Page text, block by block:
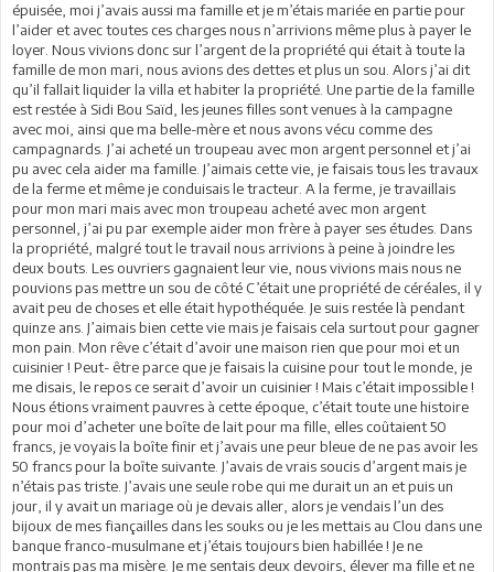
épuisée, moi j’avais aussi ma famille et je m’étais mariée en partie pour
l’aider et avec toutes ces charges nous n’arrivions même plus à payer le
loyer. Nous vivions donc sur l’argent de la propriété qui était à toute la
famille de mon mari, nous avions des dettes et plus un sou. Alors j’ai dit
qu’il fallait liquider la villa et habiter la propriété. Une partie de la famille
est restée à Sidi Bou Saïd, les jeunes filles sont venues à la campagne
avec moi, ainsi que ma belle-mère et nous avons vécu comme des
campagnards. J’ai acheté un troupeau avec mon argent personnel et j’ai
pu avec cela aider ma famille. J’aimais cette vie, je faisais tous les travaux
de la ferme et même je conduisais le tracteur. A la ferme, je travaillais
pour mon mari mais avec mon troupeau acheté avec mon argent
personnel, j’ai pu par exemple aider mon frère à payer ses études. Dans
la propriété, malgré tout le travail nous arrivions à peine à joindre les
deux bouts. Les ouvriers gagnaient leur vie, nous vivions mais nous ne
pouvions pas mettre un sou de côté C’était une propriété de céréales, il y
avait peu de choses et elle était hypothéquée. Je suis restée là pendant
quinze ans. J’aimais bien cette vie mais je faisais cela surtout pour gagner
mon pain. Mon rêve c’était d’avoir une maison rien que pour moi et un
cuisinier ! Peut- être parce que je faisais la cuisine pour tout le monde, je
me disais, le repos ce serait d’avoir un cuisinier ! Mais c’était impossible !
Nous étions vraiment pauvres à cette époque, c’était toute une histoire
pour moi d’acheter une boîte de lait pour ma fille, elles coûtaient 50
francs, je voyais la boîte finir et j’avais une peur bleue de ne pas avoir les
50 francs pour la boîte suivante. J’avais de vrais soucis d’argent mais je
n’étais pas triste. J’avais une seule robe qui me durait un an et puis un
jour, il y avait un mariage où je devais aller, alors je vendais l’un des
bijoux de mes fiançailles dans les souks ou je les mettais au Clou dans une
banque franco-musulmane et j’étais toujours bien habillée ! Je ne
montrais pas ma misère. Je me sentais deux devoirs, élever ma fille et ne